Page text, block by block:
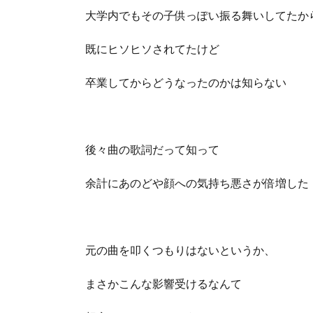
大学内でもその子供っぽい振る舞いしてたか
既にヒソヒソされてたけど
卒業してからどうなったのかは知らない
後々曲の歌詞だって知って
余計にあのどや顔への気持ち悪さが倍増した
元の曲を叩くつもりはないというか、
まさかこんな影響受けるなんて